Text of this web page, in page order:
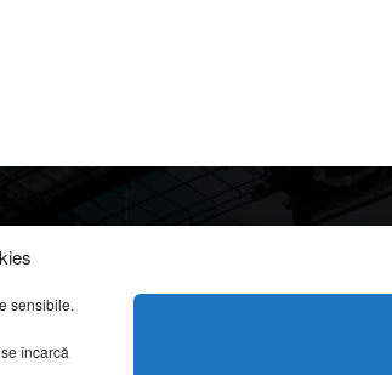
sensibile.
încarcă
apreciate